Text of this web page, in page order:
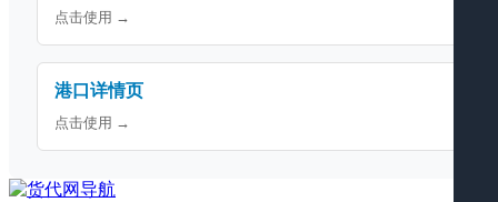
点击使用 →
港口详情页
点击使用 →